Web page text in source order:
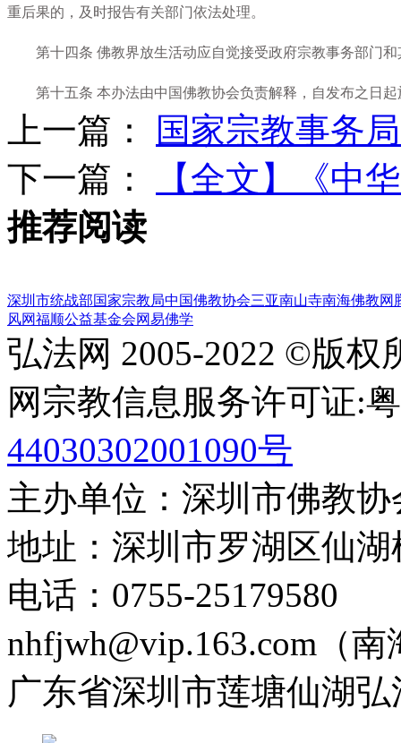
重后果的，及时报告有关部门依法处理。
第十四条 佛教界放生活动应自觉接受政府宗教事务部门和
第十五条 本办法由中国佛教协会负责解释，自发布之日起
上一篇：
国家宗教事务
下一篇：
【全文】《中
推荐阅读
深圳市统战部国家宗教局中国佛教协会三亚南山寺南海佛教网
风网福顺公益基金会网易佛学
弘法网 2005-2022 ©版权
网宗教信息服务许可证:
44030302001090号
主办单位：深圳市佛教
地址：深圳市罗湖区仙
电话：0755-25179580
nhfjwh@vip.163.com（南
广东省深圳市莲塘仙湖弘